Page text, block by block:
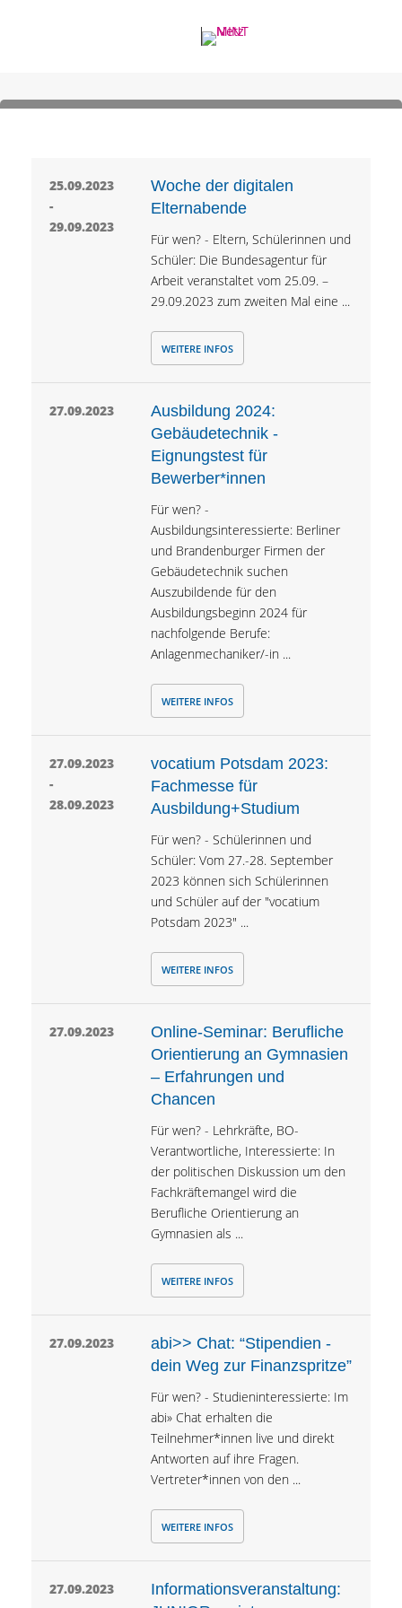
25.09.2023
-
29.09.2023
Woche der digitalen
Elternabende
Für wen? - Eltern, Schülerinnen und
Schüler: Die Bundesagentur für
Arbeit veranstaltet vom 25.09. –
29.09.2023 zum zweiten Mal eine ...
WEITERE INFOS
27.09.2023
Ausbildung 2024:
Gebäudetechnik -
Eignungstest für
Bewerber*innen
Für wen? -
Ausbildungsinteressierte: Berliner
und Brandenburger Firmen der
Gebäudetechnik suchen
Auszubildende für den
Ausbildungsbeginn 2024 für
nachfolgende Berufe:
Anlagenmechaniker/-in ...
WEITERE INFOS
27.09.2023
-
28.09.2023
vocatium Potsdam 2023:
Fachmesse für
Ausbildung+Studium
Für wen? - Schülerinnen und
Schüler: Vom 27.-28. September
2023 können sich Schülerinnen
und Schüler auf der "vocatium
Potsdam 2023" ...
WEITERE INFOS
27.09.2023
Online-Seminar: Berufliche
Orientierung an Gymnasien
– Erfahrungen und
Chancen
Für wen? - Lehrkräfte, BO-
Verantwortliche, Interessierte: In
der politischen Diskussion um den
Fachkräftemangel wird die
Berufliche Orientierung an
Gymnasien als ...
WEITERE INFOS
27.09.2023
abi>> Chat: “Stipendien -
dein Weg zur Finanzspritze”
Für wen? - Studieninteressierte: Im
abi» Chat erhalten die
Teilnehmer*innen live und direkt
Antworten auf ihre Fragen.
Vertreter*innen von den ...
WEITERE INFOS
27.09.2023
Informationsveranstaltung: